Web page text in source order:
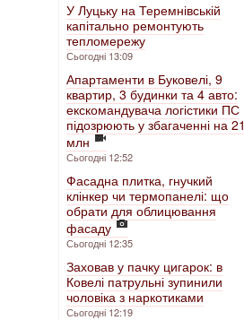
У Луцьку на Теремнівській
капітально ремонтують
тепломережу
Сьогодні 13:09
Апартаменти в Буковелі, 9
квартир, 3 будинки та 4 авто:
екскомандувача логістики ПС
підозрюють у збагаченні на 21
млн
Сьогодні 12:52
Фасадна плитка, гнучкий
клінкер чи термопанелі: що
обрати для облицювання
фасаду
Сьогодні 12:35
Заховав у пачку цигарок: в
Ковелі патрульні зупинили
чоловіка з наркотиками
Сьогодні 12:19